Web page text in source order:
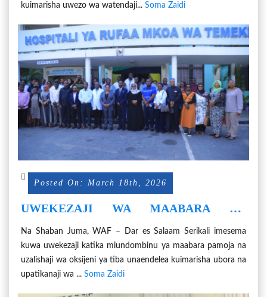
kuimarisha uwezo wa watendaji... Soma Zaidi
Posted On: March 18th, 2026
UWEKEZAJI WA MAABARA NA
HUDUMA ZA AFYA TEMEKE
Na Shaban Juma, WAF – Dar es Salaam Serikali imesema
kuwa uwekezaji katika miundombinu ya maabara pamoja na
uzalishaji wa oksijeni ya tiba unaendelea kuimarisha ubora na
upatikanaji wa ... Soma Zaidi